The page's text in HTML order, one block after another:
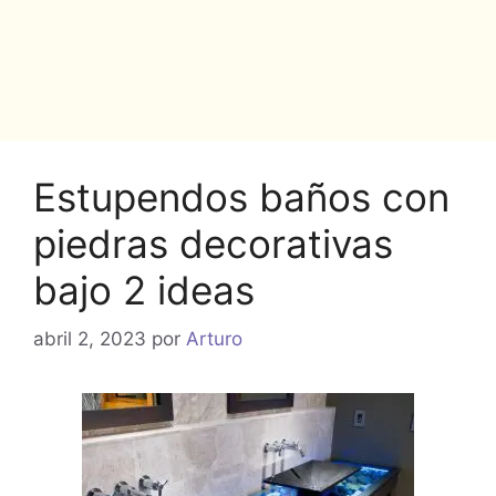
Estupendos baños con
piedras decorativas
bajo 2 ideas
abril 2, 2023 por Arturo